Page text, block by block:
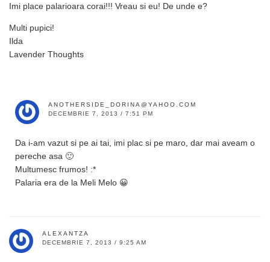
Imi place palarioara corai!!! Vreau si eu! De unde e?
Multi pupici!
Ilda
Lavender Thoughts
ANOTHERSIDE_DORINA@YAHOO.COM
DECEMBRIE 7, 2013 / 7:51 PM
Da i-am vazut si pe ai tai, imi plac si pe maro, dar mai aveam o
pereche asa 🙂
Multumesc frumos! :*
Palaria era de la Meli Melo 😀
ALEXANTZA
DECEMBRIE 7, 2013 / 9:25 AM